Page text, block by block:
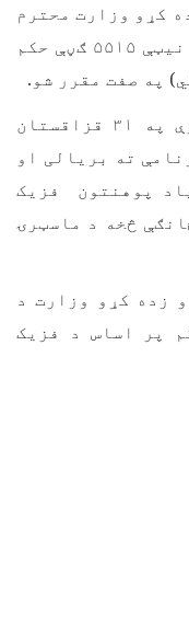
کړو وزارت محترم
مقام د ۱۳۹۴ لمریز کال وږي ۲۱ نیټې ۵۵۱۵ ګڼې حکم
په صفت مقرر شو.
استاد حيات ۱۳۹۷ لمریزکال وږې په ۳۱ قزاقستان
ته بریالی او
د یاد پوهنتون فزیک
څخه د ماسټرۍ
زده کړو وزارت د
۱۴۴۴ نیټې حکم پر اساس د فزیک